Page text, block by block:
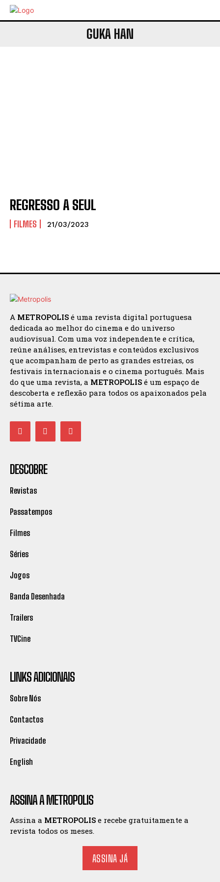
GUKA HAN
REGRESSO A SEUL
FILMES 21/03/2023
A METROPOLIS é uma revista digital portuguesa
dedicada ao melhor do cinema e do universo
audiovisual. Com uma voz independente e crítica,
reúne análises, entrevistas e conteúdos exclusivos
que acompanham de perto as grandes estreias, os
festivais internacionais e o cinema português. Mais
do que uma revista, a METROPOLIS é um espaço de
descoberta e reflexão para todos os apaixonados pela
sétima arte.
DESCOBRE
Revistas
Passatempos
Filmes
Séries
Jogos
Banda Desenhada
Trailers
TVCine
LINKS ADICIONAIS
Sobre Nós
Contactos
Privacidade
English
ASSINA A METROPOLIS
Assina a METROPOLIS e recebe gratuitamente a
revista todos os meses.
ASSINA JÁ